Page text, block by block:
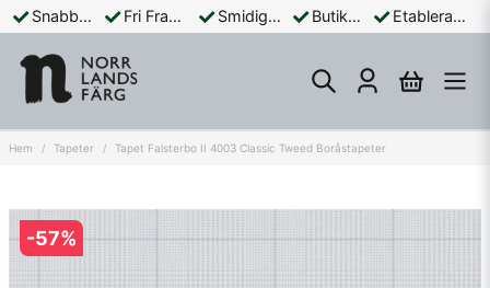
Snabba Leveranser Fri Frakt Över 899:- Smidiga Betalningar Butik och Online Etablerad Sedan 1965
Hem Tapeter Tapet Falsterbo II 4003 Classic Tweed Boråstapeter
-57%